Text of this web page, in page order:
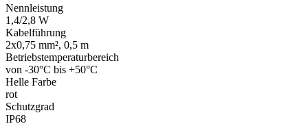
Nennleistung
1,4/2,8 W
Kabelführung
2x0,75 mm², 0,5 m
Betriebstemperaturbereich
von -30°C bis +50°C
Helle Farbe
rot
Schutzgrad
IP68